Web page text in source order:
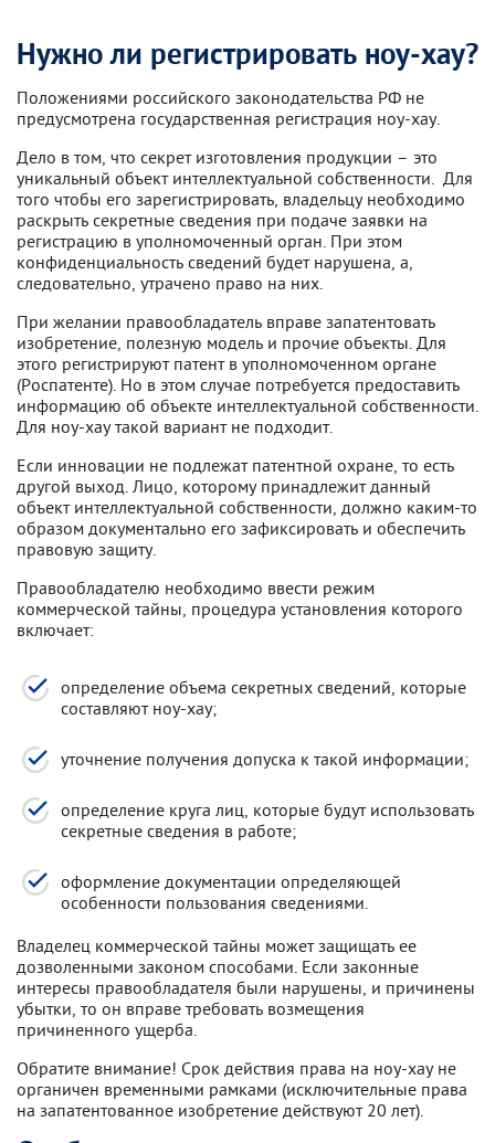
Нужно ли регистрировать ноу-хау?
Положениями российского законодательства РФ не
предусмотрена государственная регистрация ноу-хау.
Дело в том, что секрет изготовления продукции – это
уникальный объект интеллектуальной собственности. Для
того чтобы его зарегистрировать, владельцу необходимо
раскрыть секретные сведения при подаче заявки на
регистрацию в уполномоченный орган. При этом
конфиденциальность сведений будет нарушена, а,
следовательно, утрачено право на них.
При желании правообладатель вправе запатентовать
изобретение, полезную модель и прочие объекты. Для
этого регистрируют патент в уполномоченном органе
(Роспатенте). Но в этом случае потребуется предоставить
информацию об объекте интеллектуальной собственности.
Для ноу-хау такой вариант не подходит.
Если инновации не подлежат патентной охране, то есть
другой выход. Лицо, которому принадлежит данный
объект интеллектуальной собственности, должно каким-то
образом документально его зафиксировать и обеспечить
правовую защиту.
Правообладателю необходимо ввести режим
коммерческой тайны, процедура установления которого
включает:
определение объема секретных сведений, которые
составляют ноу-хау;
уточнение получения допуска к такой информации;
определение круга лиц, которые будут использовать
секретные сведения в работе;
оформление документации определяющей
особенности пользования сведениями.
Владелец коммерческой тайны может защищать ее
дозволенными законом способами. Если законные
интересы правообладателя были нарушены, и причинены
убытки, то он вправе требовать возмещения
причиненного ущерба.
Обратите внимание! Срок действия права на ноу-хау не
органичен временными рамками (исключительные права
на запатентованное изобретение действуют 20 лет).